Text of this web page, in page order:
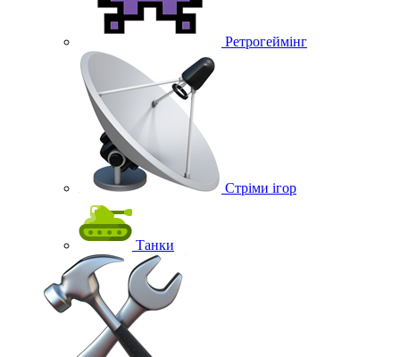
Ретрогеймінг
Стріми ігор
Танки